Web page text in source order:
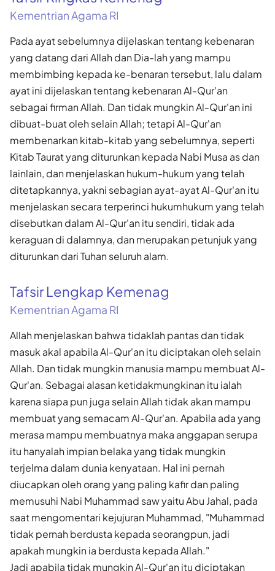
Kementrian Agama RI
Pada ayat sebelumnya dijelaskan tentang kebenaran
yang datang dari Allah dan Dia-lah yang mampu
membimbing kepada ke-benaran tersebut, lalu dalam
ayat ini dijelaskan tentang kebenaran Al-Qur'an
sebagai firman Allah. Dan tidak mungkin Al-Qur'an ini
dibuat-buat oleh selain Allah; tetapi Al-Qur'an
membenarkan kitab-kitab yang sebelumnya, seperti
Kitab Taurat yang diturunkan kepada Nabi Musa as dan
lainlain, dan menjelaskan hukum-hukum yang telah
ditetapkannya, yakni sebagian ayat-ayat Al-Qur'an itu
menjelaskan secara terperinci hukumhukum yang telah
disebutkan dalam Al-Qur'an itu sendiri, tidak ada
keraguan di dalamnya, dan merupakan petunjuk yang
diturunkan dari Tuhan seluruh alam.
Tafsir Lengkap Kemenag
Kementrian Agama RI
Allah menjelaskan bahwa tidaklah pantas dan tidak
masuk akal apabila Al-Qur'an itu diciptakan oleh selain
Allah. Dan tidak mungkin manusia mampu membuat Al-
Qur'an. Sebagai alasan ketidakmungkinan itu ialah
karena siapa pun juga selain Allah tidak akan mampu
membuat yang semacam Al-Qur'an. Apabila ada yang
merasa mampu membuatnya maka anggapan serupa
itu hanyalah impian belaka yang tidak mungkin
terjelma dalam dunia kenyataan. Hal ini pernah
diucapkan oleh orang yang paling kafir dan paling
memusuhi Nabi Muhammad saw yaitu Abu Jahal, pada
saat mengomentari kejujuran Muhammad, "Muhammad
tidak pernah berdusta kepada seorangpun, jadi
apakah mungkin ia berdusta kepada Allah."
Jadi apabila tidak mungkin Al-Qur'an itu diciptakan